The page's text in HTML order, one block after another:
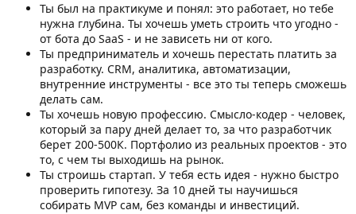
Ты был на практикуме и понял: это работает, но тебе
нужна глубина. Ты хочешь уметь строить что угодно -
от бота до SaaS - и не зависеть ни от кого.
Ты предприниматель и хочешь перестать платить за
разработку. CRM, аналитика, автоматизации,
внутренние инструменты - все это ты теперь сможешь
делать сам.
Ты хочешь новую профессию. Смысло-кодер - человек,
который за пару дней делает то, за что разработчик
берет 200-500К. Портфолио из реальных проектов - это
то, с чем ты выходишь на рынок.
Ты строишь стартап. У тебя есть идея - нужно быстро
проверить гипотезу. За 10 дней ты научишься
собирать MVP сам, без команды и инвестиций.